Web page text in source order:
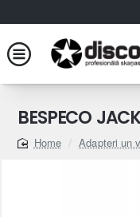
BESPECO
home
Adapteri un